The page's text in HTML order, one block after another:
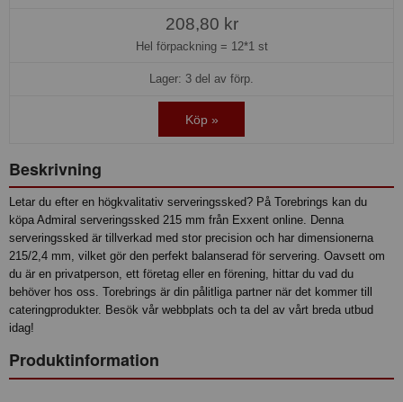
208,80 kr
Hel förpackning = 12*1 st
Lager: 3 del av förp.
Köp »
Beskrivning
Letar du efter en högkvalitativ serveringssked? På Torebrings kan du
köpa Admiral serveringssked 215 mm från Exxent online. Denna
serveringssked är tillverkad med stor precision och har dimensionerna
215/2,4 mm, vilket gör den perfekt balanserad för servering. Oavsett om
du är en privatperson, ett företag eller en förening, hittar du vad du
behöver hos oss. Torebrings är din pålitliga partner när det kommer till
cateringprodukter. Besök vår webbplats och ta del av vårt breda utbud
idag!
Produktinformation